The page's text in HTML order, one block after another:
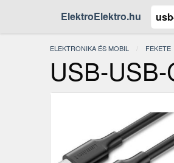
ElektroElektro.hu
ELEKTRONIKA ÉS MOBIL FEKETE
USB-